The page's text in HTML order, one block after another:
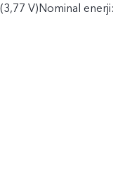
V)Nominal enerji: